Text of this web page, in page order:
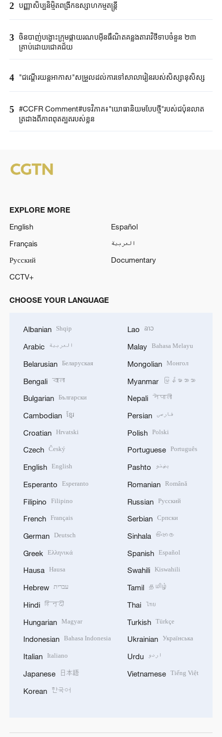
2 បញ្ញាសិប្បនិម្មិត​ពង្រីក​​ឧស្សាហកម្ម​តន្ត្រី​
3 ចិនបាញ់បង្ហោះ​ក្រុម​ផ្កាយរណប​​អ៊ីនធឺណិត​គន្លងតារាវិថីទាប​ចំនួន ២៣
គ្រាប់ដោយ​ជោគជ័យ​
4 "ជណ្តើរយន្ត​អាកាស"​សម្រួលដល់ការទៅ​សាលារៀន​របស់​សិស្សានុសិស្ស​​
5 #CCFR Comment#បទវិភាគ៖"យោធានិយមបែបថ្មី"របស់ជប៉ុនលាត
ត្រដាងពីភាពពុតត្បុតរបស់ខ្លួន
EXPLORE MORE
English
Español
Français
العربية
Русский
Documentary
CCTV+
CHOOSE YOUR LANGUAGE
Albanian Shqip
Arabic العربية
Belarusian Беларуская
Bengali বাংলা
Bulgarian Български
Cambodian ខ្មែរ
Croatian Hrvatski
Czech Český
English English
Esperanto Esperanto
Filipino Filipino
French Français
German Deutsch
Greek Ελληνικά
Hausa Hausa
Hebrew עברית
Hindi हिन्दी
Hungarian Magyar
Indonesian Bahasa Indonesia
Italian Italiano
Japanese 日本語
Korean 한국어
Lao ລາວ
Malay Bahasa Melayu
Mongolian Монгол
Myanmar မြန်မာဘာသာ
Nepali नेपाली
Persian فارسی
Polish Polski
Portuguese Português
Pashto پښتو
Romanian Română
Russian Русский
Serbian Српски
Sinhala සිංහල
Spanish Español
Swahili Kiswahili
Tamil தமிழ்
Thai ไทย
Turkish Türkçe
Ukrainian Українська
Urdu اردو
Vietnamese Tiếng Việt